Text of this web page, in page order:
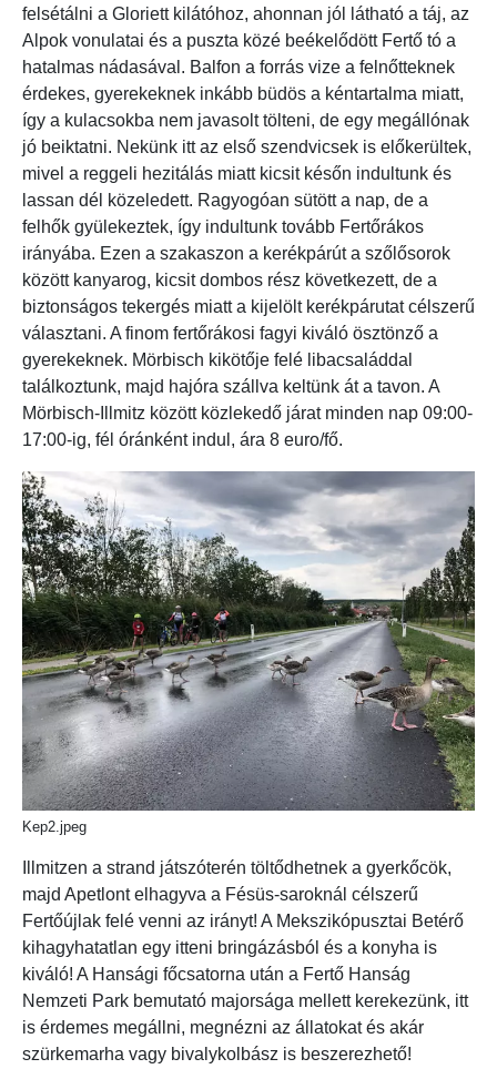
felsétálni a Gloriett kilátóhoz, ahonnan jól látható a táj, az
Alpok vonulatai és a puszta közé beékelődött Fertő tó a
hatalmas nádasával. Balfon a forrás vize a felnőtteknek
érdekes, gyerekeknek inkább büdös a kéntartalma miatt,
így a kulacsokba nem javasolt tölteni, de egy megállónak
jó beiktatni. Nekünk itt az első szendvicsek is előkerültek,
mivel a reggeli hezitálás miatt kicsit későn indultunk és
lassan dél közeledett. Ragyogóan sütött a nap, de a
felhők gyülekeztek, így indultunk tovább Fertőrákos
irányába. Ezen a szakaszon a kerékpárút a szőlősorok
között kanyarog, kicsit dombos rész következett, de a
biztonságos tekergés miatt a kijelölt kerékpárutat célszerű
választani. A finom fertőrákosi fagyi kiváló ösztönző a
gyerekeknek. Mörbisch kikötője felé libacsaláddal
találkoztunk, majd hajóra szállva keltünk át a tavon. A
Mörbisch-Illmitz között közlekedő járat minden nap 09:00-
17:00-ig, fél óránként indul, ára 8 euro/fő.
Kep2.jpeg
Illmitzen a strand játszóterén töltődhetnek a gyerkőcök,
majd Apetlont elhagyva a Fésüs-saroknál célszerű
Fertőújlak felé venni az irányt! A Mekszikópusztai Betérő
kihagyhatatlan egy itteni bringázásból és a konyha is
kiváló! A Hansági főcsatorna után a Fertő Hanság
Nemzeti Park bemutató majorsága mellett kerekezünk, itt
is érdemes megállni, megnézni az állatokat és akár
szürkemarha vagy bivalykolbász is beszerezhető!